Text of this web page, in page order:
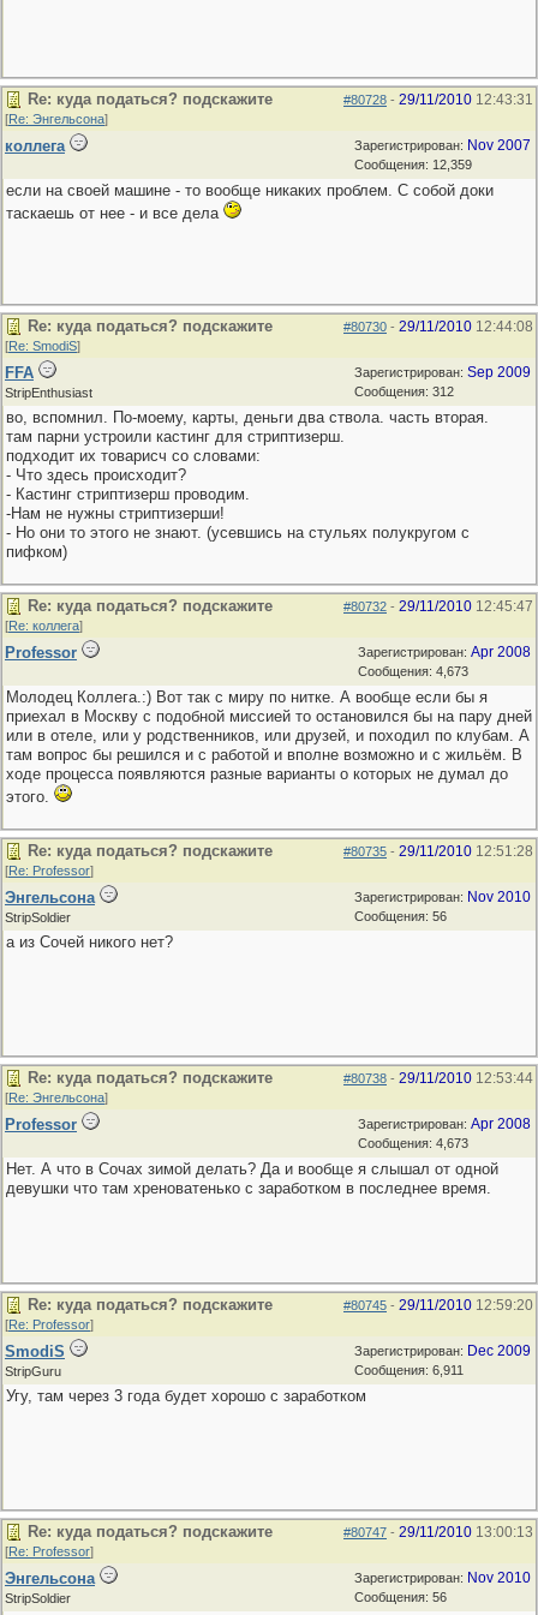
#80728 - 29/11/2010 12:43:31
Re: куда податься? подскажите
[Re: Энгельсона]
Зарегистрирован: Nov 2007
Сообщения: 12,359
коллега
если на своей машине - то вообще никаких проблем. С собой доки
таскаешь от нее - и все дела
#80730 - 29/11/2010 12:44:08
Re: куда податься? подскажите
[Re: SmodiS]
Зарегистрирован: Sep 2009
Сообщения: 312
FFA
StripEnthusiast
во, вспомнил. По-моему, карты, деньги два ствола. часть вторая.
там парни устроили кастинг для стриптизерш.
подходит их товарисч со словами:
- Что здесь происходит?
- Кастинг стриптизерш проводим.
-Нам не нужны стриптизерши!
- Но они то этого не знают. (усевшись на стульях полукругом с
пифком)
#80732 - 29/11/2010 12:45:47
Re: куда податься? подскажите
[Re: коллега]
Зарегистрирован: Apr 2008
Сообщения: 4,673
Professor
Молодец Коллега.:) Вот так с миру по нитке. А вообще если бы я
приехал в Москву с подобной миссией то остановился бы на пару дней
или в отеле, или у родственников, или друзей, и походил по клубам. А
там вопрос бы решился и с работой и вполне возможно и с жильём. В
ходе процесса появляются разные варианты о которых не думал до
этого.
#80735 - 29/11/2010 12:51:28
Re: куда податься? подскажите
[Re: Professor]
Зарегистрирован: Nov 2010
Сообщения: 56
Энгельсона
StripSoldier
а из Сочей никого нет?
#80738 - 29/11/2010 12:53:44
Re: куда податься? подскажите
[Re: Энгельсона]
Зарегистрирован: Apr 2008
Сообщения: 4,673
Professor
Нет. А что в Сочах зимой делать? Да и вообще я слышал от одной
девушки что там хреноватенько с заработком в последнее время.
#80745 - 29/11/2010 12:59:20
Re: куда податься? подскажите
[Re: Professor]
Зарегистрирован: Dec 2009
Сообщения: 6,911
SmodiS
StripGuru
Угу, там через 3 года будет хорошо с заработком
#80747 - 29/11/2010 13:00:13
Re: куда податься? подскажите
[Re: Professor]
Зарегистрирован: Nov 2010
Сообщения: 56
Энгельсона
StripSoldier